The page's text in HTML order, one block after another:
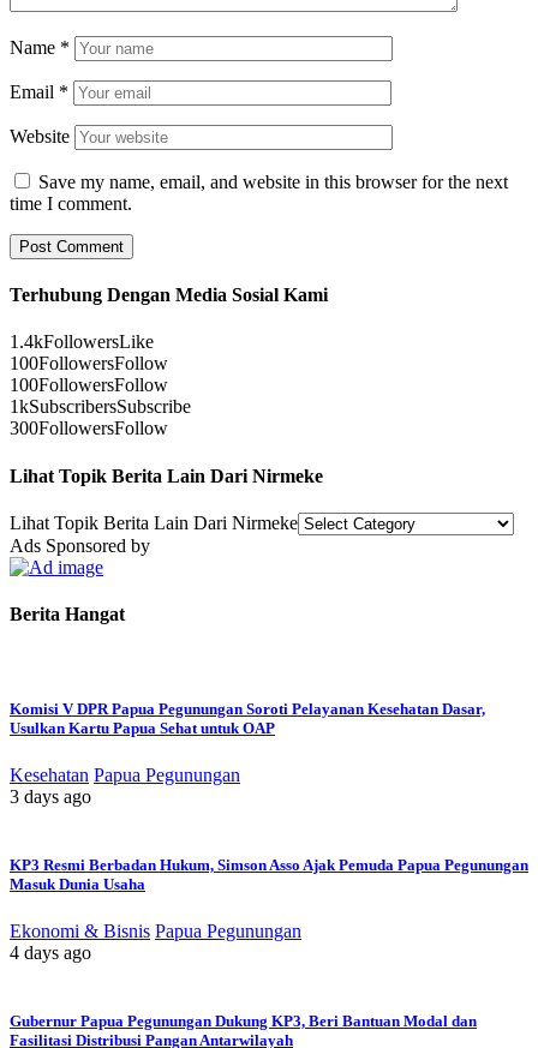
Name *
Email *
Website
Save my name, email, and website in this browser for the next
time I comment.
Terhubung Dengan Media Sosial Kami
1.4kFollowersLike
100FollowersFollow
100FollowersFollow
1kSubscribersSubscribe
300FollowersFollow
Lihat Topik Berita Lain Dari Nirmeke
Lihat Topik Berita Lain Dari Nirmeke
Ads Sponsored by
Berita Hangat
Komisi V DPR Papua Pegunungan Soroti Pelayanan Kesehatan Dasar,
Usulkan Kartu Papua Sehat untuk OAP
Kesehatan Papua Pegunungan
3 days ago
KP3 Resmi Berbadan Hukum, Simson Asso Ajak Pemuda Papua Pegunungan
Masuk Dunia Usaha
Ekonomi & Bisnis Papua Pegunungan
4 days ago
Gubernur Papua Pegunungan Dukung KP3, Beri Bantuan Modal dan
Fasilitasi Distribusi Pangan Antarwilayah